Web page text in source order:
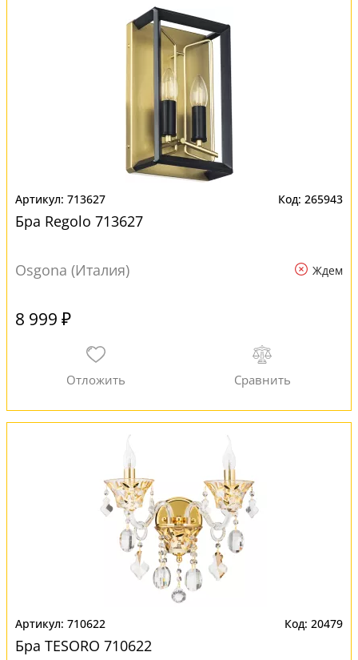
713627 265943
Бра Regolo 713627
Osgona (Италия) Ждем
8 999 ₽
710622 20479
Бра TESORO 710622